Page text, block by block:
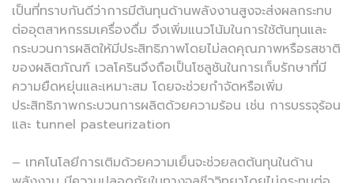
เป็นที่ทราบกันดีว่าการมีต้นทุนด้านพลังงานสูงจะส่งผลกระทบ
ต่ออุตสาหกรรมเครื่องดื่ม จึงเพิ่มแนวโน้มในการใช้ต้นทุนและ
กระบวนการผลิตให้มีประสิทธิภาพโดยไม่ลดคุณภาพหรือรสชาติ
ของผลิตภัณฑ์ เวลโครินจึงถือเป็นโซลูชันในการเก็บรักษาที่มี
ความยืดหยุ่นและเหมาะสม โดยจะช่วยกำจัดหรือเพิ่ม
ประสิทธิภาพกระบวนการผลิตด้วยความร้อน เช่น การบรรจุร้อน
และ tunnel pasteurization
– เทคโนโลยีการเติมด้วยความเย็นจะช่วยลดต้นทุนในด้าน